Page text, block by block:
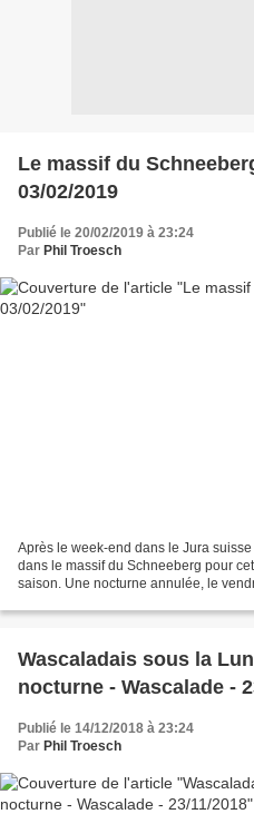
Le massif du
03/02/2019
Publié le 20/02/2019 à 23:24
Par Phil Troesch
Après le week-end dans le Jura
dans le massif du Schneeberg pour
saison. Une nocturne annulée, le
Wascaladais sous la
nocturne - Wascalade -
Publié le 14/12/2018 à 23:24
Par Phil Troesch